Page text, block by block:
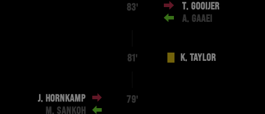
83'
T. GOOIJER
A. GAAEI
81' K. TAYLOR
J. HORNKAMP
M. SANKOH
79'